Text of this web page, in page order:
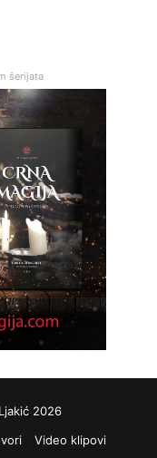
šerijata
2026
Video klipovi